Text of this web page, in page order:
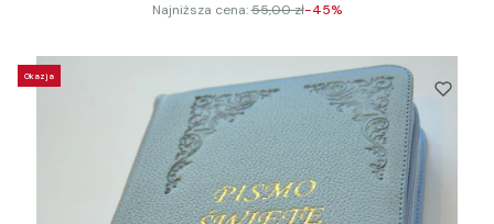
Najniższa cena:55,00 zł-45%
Okazja